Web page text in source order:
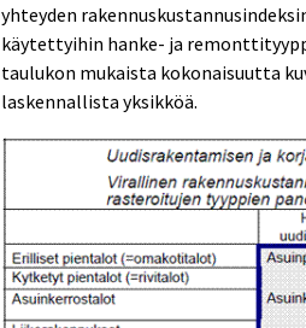
yhteyden
käytettyihin hanke- ja
taulukon mukaista kokonaisuutta
laskennallista yksikköä.